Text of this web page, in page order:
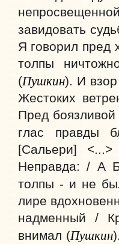
завидовать
Я говорил пред
толпы
(Пушкин). И
Жестоких
Пред
глас правды
[Сальери]
Неправда: / А
толпы - и не
лире
надменный /
внимал (Пушкин